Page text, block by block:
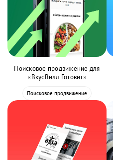
Поисковое продвижение для
«ВкусВилл Готовит»
Поисковое продвижение